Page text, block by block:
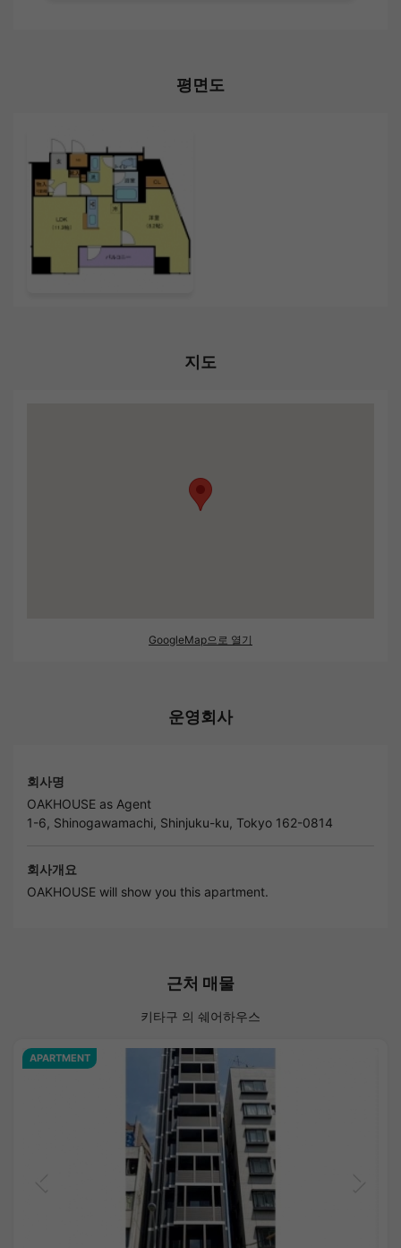
평면도
지도
GoogleMap으로 열기
운영회사
회사명
OAKHOUSE as Agent
1-6, Shinogawamachi, Shinjuku-ku, Tokyo 162-0814
회사개요
OAKHOUSE will show you this apartment.
근처 매물
키타구 의 쉐어하우스
APARTMENT